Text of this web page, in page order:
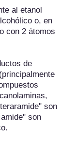
al etanol
o, en
con 2 átomos
de
son
son